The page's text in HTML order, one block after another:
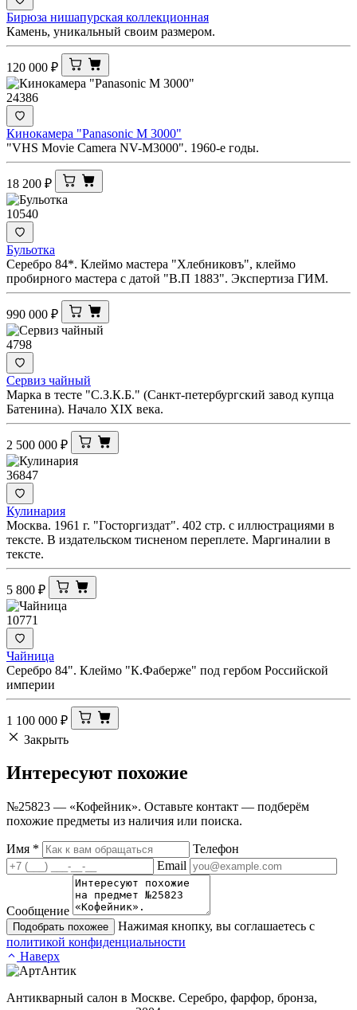
Бирюза нишапурская коллекционная
Камень, уникальный своим размером.
120 000 ₽
24386
Кинокамера "Panasonic M 3000"
"VHS Movie Camera NV-M3000". 1960-е годы.
18 200 ₽
10540
Бульотка
Серебро 84*. Клеймо мастера "Хлебниковъ", клеймо
пробирного мастера с датой "В.П 1883". Экспертиза ГИМ.
990 000 ₽
4798
Сервиз чайный
Марка в тесте "С.З.К.Б." (Санкт-петербургский завод купца
Батенина). Начало XIX века.
2 500 000 ₽
36847
Кулинария
Москва. 1961 г. "Госторгиздат". 402 стр. с иллюстрациями в
тексте. В издательском тисненом переплете. Маргиналии в
тексте.
5 800 ₽
10771
Чайница
Серебро 84". Клеймо "К.Фаберже" под гербом Российской
империи
1 100 000 ₽
Закрыть
Интересуют похожие
№25823 — «Кофейник». Оставьте контакт — подберём
похожие предметы из наличия или поиска.
Имя *
Телефон
Email
Сообщение
Подобрать похожее
Нажимая кнопку, вы соглашаетесь с
политикой конфиденциальности
Наверх
Антикварный салон в Москве. Серебро, фарфор, бронза,